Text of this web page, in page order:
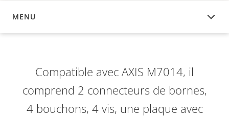
MENU
APERÇU
Compatible avec AXIS M7014, il
comprend 2 connecteurs de bornes,
4 bouchons, 4 vis, une plaque avec